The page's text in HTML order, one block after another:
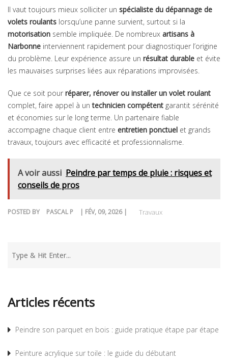
Il vaut toujours mieux solliciter un spécialiste du dépannage de
volets roulants lorsqu’une panne survient, surtout si la
motorisation semble impliquée. De nombreux artisans à
Narbonne interviennent rapidement pour diagnostiquer l’origine
du problème. Leur expérience assure un résultat durable et évite
les mauvaises surprises liées aux réparations improvisées.
Que ce soit pour réparer, rénover ou installer un volet roulant
complet, faire appel à untechnicien compétent garantit sérénité
et économies sur le long terme. Un partenaire fiable
accompagne chaque client entre entretien ponctuel et grands
travaux, toujours avec efficacité et professionnalisme.
A voir aussi Peindre par temps de pluie : risques et
conseils de pros
POSTED BY PASCAL P | FÉV, 09, 2026 | Travaux
Articles récents
Peindre son parquet en bois : guide pratique étape par étape
Peinture acrylique sur toile : le guide du débutant